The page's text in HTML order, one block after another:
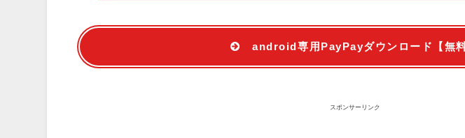
android専用PayPayダウンロード【無料
スポンサーリンク